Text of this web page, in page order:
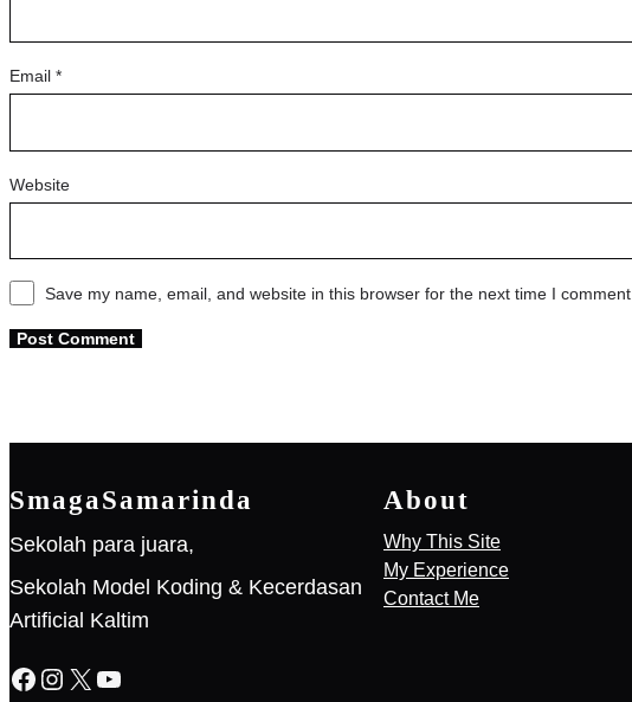
Email *
Website
Save my name, email, and website in this browser for the next time I comment.
SmagaSamarinda
Sekolah para juara,
Sekolah Model Koding & Kecerdasan
Artificial Kaltim
Facebook Instagram X YouTube
About
Why This Site
My Experience
Contact Me